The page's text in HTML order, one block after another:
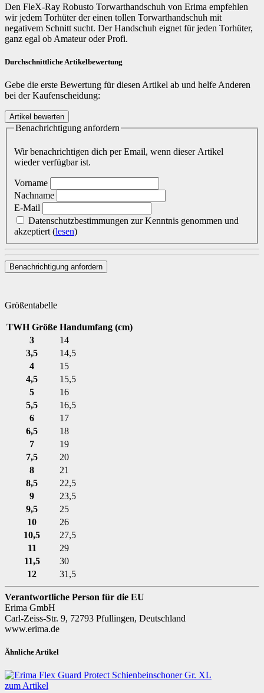
Den FleX-Ray Robusto Torwarthandschuh von Erima empfehlen
wir jedem Torhüter der einen tollen Torwarthandschuh mit
negativem Schnitt sucht. Der Handschuh eignet für jeden Torhüter,
ganz egal ob Amateur oder Profi.
Durchschnittliche Artikelbewertung
Gebe die erste Bewertung für diesen Artikel ab und helfe Anderen
bei der Kaufenscheidung:
Benachrichtigung anfordern
Wir benachrichtigen dich per Email, wenn dieser Artikel
wieder verfügbar ist.
Vorname
Nachname
E-Mail
akzeptiert (lesen)
Benachrichtigung anfordern
Größentabelle
TWH Größe Handumfang (cm)
3
14
3,5
14,5
4
15
4,5
15,5
5
16
5,5
16,5
6
17
6,5
18
7
19
7,5
20
8
21
8,5
22,5
9
23,5
9,5
25
10
26
10,5
27,5
11
29
11,5
30
12
31,5
Verantwortliche Person für die EU
Erima GmbH
Carl-Zeiss-Str. 9, 72793 Pfullingen, Deutschland
www.erima.de
Ähnliche Artikel
zum Artikel